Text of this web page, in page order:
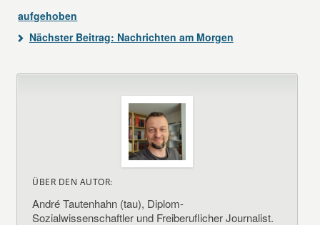
aufgehoben
Nächster Beitrag: Nachrichten am Morgen
ÜBER DEN AUTOR:
André Tautenhahn (tau), Diplom-
Sozialwissenschaftler und Freiberuflicher Journalist.